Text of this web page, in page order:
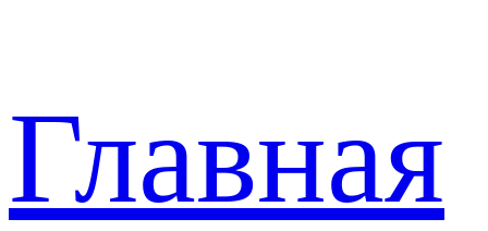
Главная